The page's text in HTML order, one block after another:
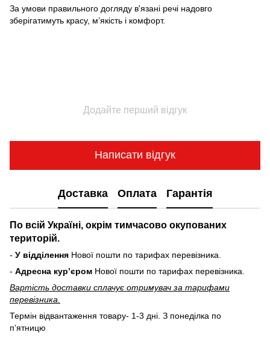
За умови правильного догляду в'язані речі надовго
зберігатимуть красу, м’якість і комфорт.
Додайте перший відгук
Написати відгук
Доставка Оплата Гарантія
По всій Україні, окрім тимчасово окупованих
територій.
- У відділення Нової пошти по тарифах перевізника.
- Адресна курʼєром Нової пошти по тарифах перевізника.
Вартість доставки cплачує отримувач за тарифами
перевізника.
Термін відвантаження товару- 1-3 дні. З понеділка по
пʼятницю